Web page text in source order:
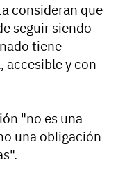
consideran que
seguir siendo
tiene
accesible y con
"no es una
una obligación